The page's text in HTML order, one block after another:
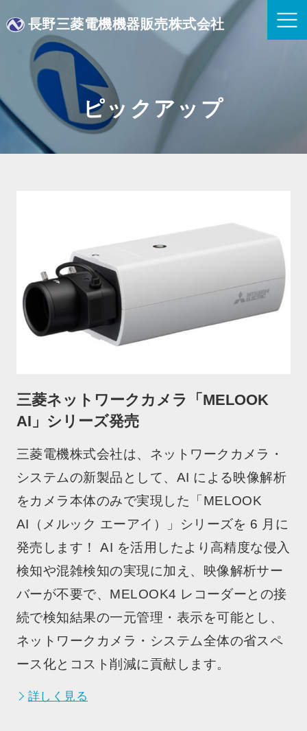
長野三菱電機機器販売株式会社
ピックアップ
三菱ネットワークカメラ「MELOOK
AI」シリーズ発売
三菱電機株式会社は、ネットワークカメラ・
システムの新製品として、AI による映像解析
をカメラ本体のみで実現した「MELOOK
AI（メルック エーアイ）」シリーズを 6 月に
発売します！ AI を活用したより高精度な侵入
検知や混雑検知の実現に加え、映像解析サー
バーが不要で、MELOOK4 レコーダーとの接
続で検知結果の一元管理・表示を可能とし、
ネットワークカメラ・システム全体の省スペ
ース化とコスト削減に貢献します。
詳しく見る